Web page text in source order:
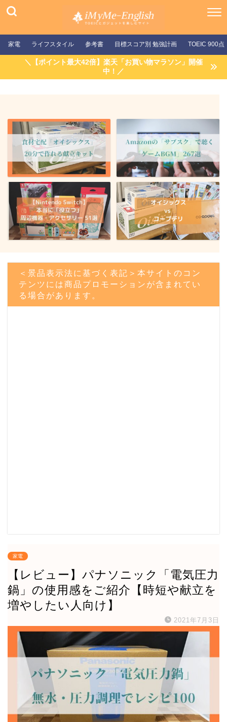
家電 ライフスタイル 参考書 目標スコア別 勉強計画 TOEIC 900点
＼【ポイント最大42倍】楽天「お買い物マラソン」開催
中！／
＜景品表示法に基づく表記＞本サイトのコン
テンツには商品プロモーションが含まれてい
る場合があります。
家電
【レビュー】パナソニック「電気圧力
鍋」の使用感をご紹介【時短や献立を
増やしたい人向け】
2021年7月3日